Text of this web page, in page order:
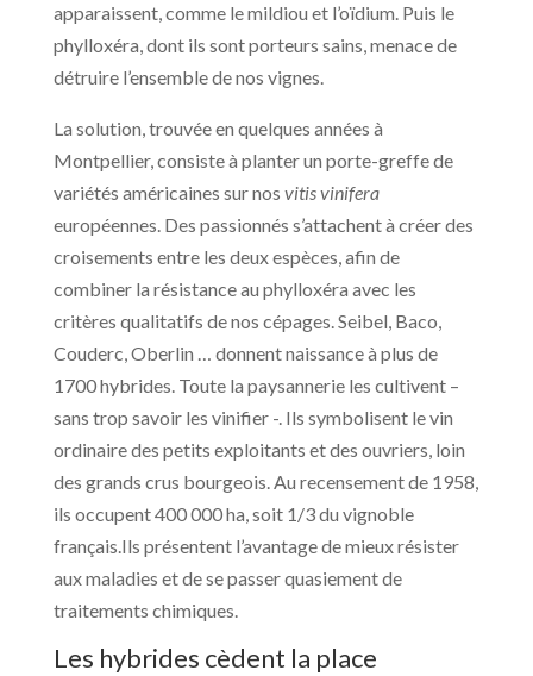
apparaissent, comme le mildiou et l’oïdium. Puis le
phylloxéra, dont ils sont porteurs sains, menace de
détruire l’ensemble de nos vignes.
La solution, trouvée en quelques années à
Montpellier, consiste à planter un porte-greffe de
variétés américaines sur nos vitis vinifera
européennes. Des passionnés s’attachent à créer des
croisements entre les deux espèces, afin de
combiner la résistance au phylloxéra avec les
critères qualitatifs de nos cépages. Seibel, Baco,
Couderc, Oberlin … donnent naissance à plus de
1700 hybrides. Toute la paysannerie les cultivent –
sans trop savoir les vinifier -. Ils symbolisent le vin
ordinaire des petits exploitants et des ouvriers, loin
des grands crus bourgeois. Au recensement de 1958,
ils occupent 400 000 ha, soit 1/3 du vignoble
français.Ils présentent l’avantage de mieux résister
aux maladies et de se passer quasiement de
traitements chimiques.
Les hybrides cèdent la place